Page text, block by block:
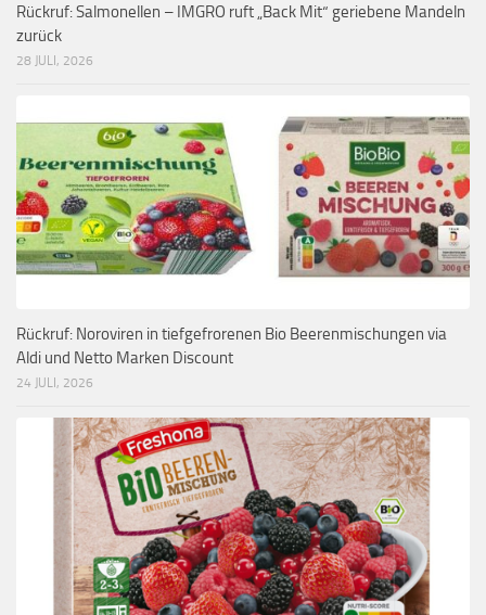
Rückruf: Salmonellen – IMGRO ruft „Back Mit“ geriebene Mandeln
zurück
28 JULI, 2026
Rückruf: Noroviren in tiefgefrorenen Bio Beerenmischungen via
Aldi und Netto Marken Discount
24 JULI, 2026